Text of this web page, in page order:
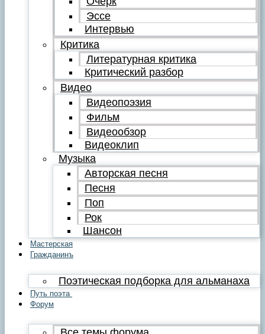
Эссе
Интервью
Критика
Литературная критика
Критический разбор
Видео
Видеопоэзия
Фильм
Видеообзор
Видеоклип
Музыка
Авторская песня
Песня
Поп
Рок
Шансон
Мастерская
Гражданинъ
Поэтическая подборка для альманаха
Путь поэта
Форум